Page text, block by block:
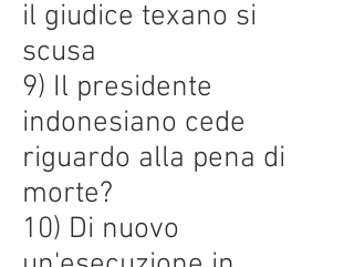
il giudice texano si
scusa
9) Il presidente
indonesiano cede
riguardo alla pena di
morte?
10) Di nuovo